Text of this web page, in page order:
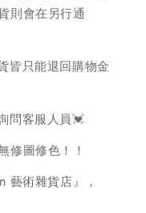
則會在另行通
皆只能退回購物金
問客服人員💓
修圖修色！！
藝術雜貨店』，